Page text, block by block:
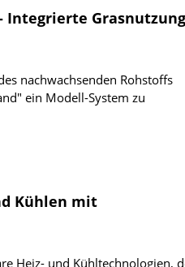
Integrierte Grasnutzung
nachwachsenden Rohstoffs
ein Modell-System zu
Kühlen mit
Heiz- und Kühltechnologien,